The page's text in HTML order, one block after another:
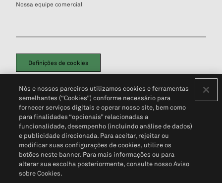
Nossa equipe comercial
Definições de cookies
Política de PrivacidadePortal de privacidade do cliente (em inglês)
Não Venda Minhas Informações Pessoais© 2026 S&P Global
Nós e nossos parceiros utilizamos cookies e ferramentas
semelhantes (“Cookies”) conforme necessário para
fornecer serviços digitais e operar nosso site, bem como
para finalidades “opcionais” relacionadas a
funcionalidade, desempenho (incluindo análise de dados)
e publicidade direcionada. Para aceitar, rejeitar ou
modificar suas configurações de cookies, utilize os
botões neste banner. Para mais informações ou para
alterar sua escolha posteriormente, consulte nosso Aviso
sobre Cookies.